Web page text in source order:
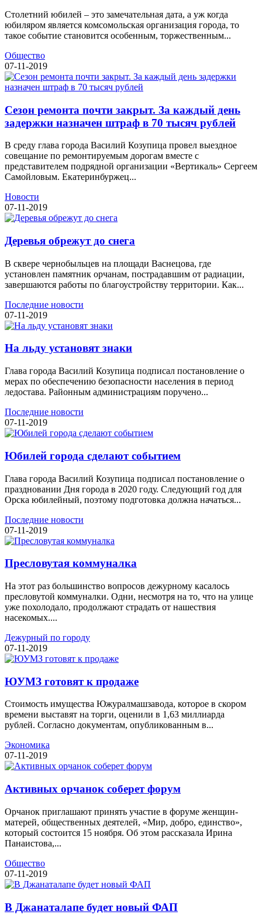
Столетний юбилей – это замечательная дата, а уж когда
юбиляром является комсомольская организация города, то
такое событие становится особенным, торжественным...
Общество
07-11-2019
Сезон ремонта почти закрыт. За каждый день
задержки назначен штраф в 70 тысяч рублей
В среду глава города Василий Козупица провел выездное
совещание по ремонтируемым дорогам вместе с
представителем подрядной организации «Вертикаль» Сергеем
Самойловым. Екатеринбуржец...
Новости
07-11-2019
Деревья обрежут до снега
В сквере чернобыльцев на площади Васнецова, где
установлен памятник орчанам, пострадавшим от радиации,
завершаются работы по благоустройству территории. Как...
Последние новости
07-11-2019
На льду установят знаки
Глава города Василий Козупица подписал постановление о
мерах по обеспечению безопасности населения в период
ледостава. Районным администрациям поручено...
Последние новости
07-11-2019
Юбилей города сделают событием
Глава города Василий Козупица подписал постановление о
праздновании Дня города в 2020 году. Следующий год для
Орска юбилейный, поэтому подготовка должна начаться...
Последние новости
07-11-2019
Пресловутая коммуналка
На этот раз большинство вопросов дежурному касалось
пресловутой коммуналки. Одни, несмотря на то, что на улице
уже похолодало, продолжают страдать от нашествия
насекомых....
Дежурный по городу
07-11-2019
ЮУМЗ готовят к продаже
Стоимость имущества Южуралмашзавода, которое в скором
времени выставят на торги, оценили в 1,63 миллиарда
рублей. Согласно документам, опубликованным в...
Экономика
07-11-2019
Активных орчанок соберет форум
Орчанок приглашают принять участие в форуме женщин-
матерей, общественных деятелей, «Мир, добро, единство»,
который состоится 15 ноября. Об этом рассказала Ирина
Панаистова,...
Общество
07-11-2019
В Джанаталапе будет новый ФАП